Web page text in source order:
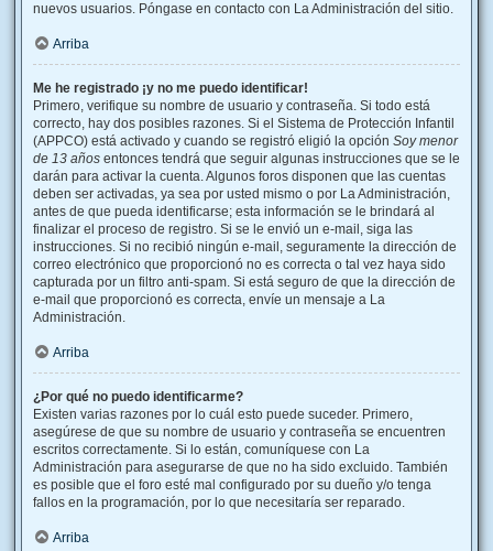
nuevos usuarios. Póngase en contacto con La Administración del sitio.
Arriba
Me he registrado ¡y no me puedo identificar!
Primero, verifique su nombre de usuario y contraseña. Si todo está
correcto, hay dos posibles razones. Si el Sistema de Protección Infantil
(APPCO) está activado y cuando se registró eligió la opción Soy menor
de 13 años entonces tendrá que seguir algunas instrucciones que se le
darán para activar la cuenta. Algunos foros disponen que las cuentas
deben ser activadas, ya sea por usted mismo o por La Administración,
antes de que pueda identificarse; esta información se le brindará al
finalizar el proceso de registro. Si se le envió un e-mail, siga las
instrucciones. Si no recibió ningún e-mail, seguramente la dirección de
correo electrónico que proporcionó no es correcta o tal vez haya sido
capturada por un filtro anti-spam. Si está seguro de que la dirección de
e-mail que proporcionó es correcta, envíe un mensaje a La
Administración.
Arriba
¿Por qué no puedo identificarme?
Existen varias razones por lo cuál esto puede suceder. Primero,
asegúrese de que su nombre de usuario y contraseña se encuentren
escritos correctamente. Si lo están, comuníquese con La
Administración para asegurarse de que no ha sido excluido. También
es posible que el foro esté mal configurado por su dueño y/o tenga
fallos en la programación, por lo que necesitaría ser reparado.
Arriba